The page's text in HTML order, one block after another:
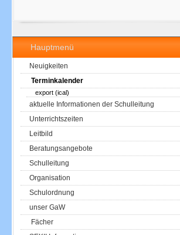
Hauptmenü
Neuigkeiten
Terminkalender
export (ical)
aktuelle Informationen der Schulleitung
Unterrichtszeiten
Leitbild
Beratungsangebote
Schulleitung
Organisation
Schulordnung
unser GaW
Fächer